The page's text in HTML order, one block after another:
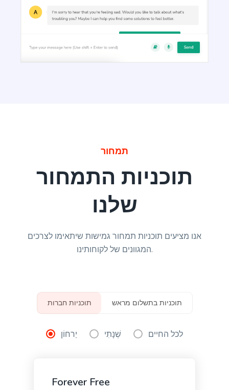
Facebook Ads Headlines
Write catchy and convincing headlines to make
entice people to click on your ad and purchase
Google Ad Descriptions
The best-performing Google ad copy converts
LinkedIn Ad Headlines
תמחור
תוכניות התמחור
שלנו
אנו מציעים תוכניות תמחור גמישות שיתאימו לצרכים
המגוונים של לקוחותינו.
תוכניות חברות תוכניות בתשלום מראש
יַרחוֹן שְׁנָתִי לכל החיים
Forever Free